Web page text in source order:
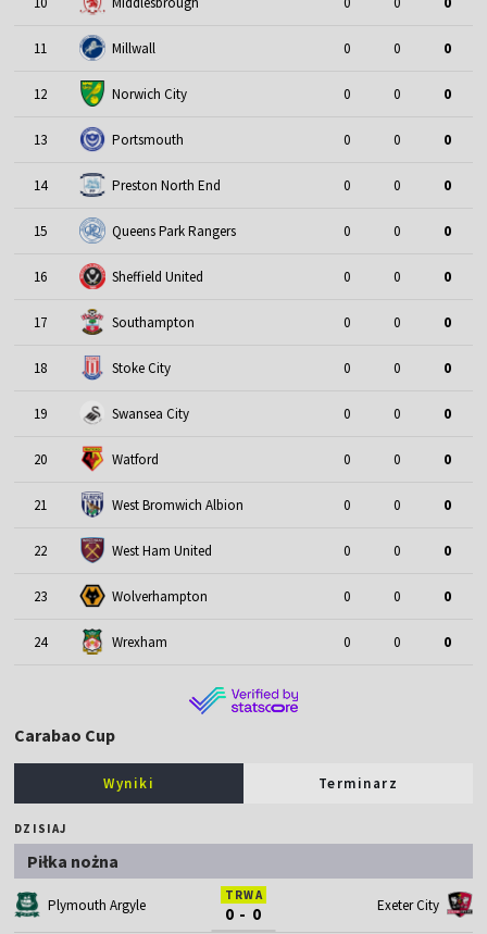
11 Millwall 0 0 0
12 Norwich City 0 0 0
13 Portsmouth 0 0 0
14 Preston North End 0 0 0
15 Queens Park Rangers 0 0 0
16 Sheffield United 0 0 0
17 Southampton 0 0 0
18 Stoke City 0 0 0
19 Swansea City 0 0 0
20 Watford 0 0 0
21 West Bromwich Albion 0 0 0
22 West Ham United 0 0 0
23 Wolverhampton 0 0 0
24 Wrexham 0 0 0
Carabao Cup
Wyniki Terminarz
DZISIAJ
Piłka nożna
Plymouth Argyle
TRWA
0 - 0 Exeter City